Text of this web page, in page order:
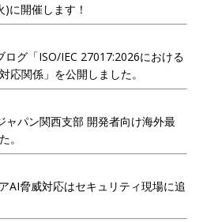
に開催します！
ログ「ISO/IEC 27017:2026における
応関係」を公開しました。
ャパン関西支部 開発者向け海外最
。
AI脅威対応はセキュリティ現場に追